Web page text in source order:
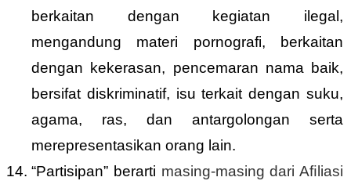
berkaitan dengan kegiatan ilegal,
mengandung materi pornografi, berkaitan
dengan kekerasan, pencemaran nama baik,
bersifat diskriminatif, isu terkait dengan suku,
agama, ras, dan antargolongan serta
merepresentasikan orang lain.
“Partisipan” berarti masing-masing dari Aﬁliasi